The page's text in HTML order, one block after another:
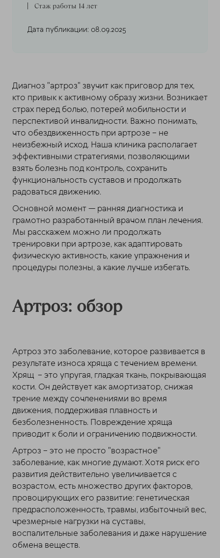
Стаж работы 14 лет
Дата публикации: 08.09.2025
Диагноз "артроз" звучит как приговор для тех,
кто привык к активному образу жизни. Возникает
страх перед болью, потерей мобильности и
перспективой инвалидности. Важно понимать,
что обездвиженность при артрозе – не
неизбежный исход. Наша клиника располагает
эффективными стратегиями, позволяющими
взять болезнь под контроль, сохранить
функциональность суставов и продолжать
радоваться движению.
Основной момент — ранняя диагностика и
грамотно разработанный врачом план лечения.
Мы расскажем можно ли продолжать
тренировки при артрозе, как адаптировать
физическую активность, какие упражнения и
процедуры полезны, а какие лучше избегать.
Артроз: обзор
Артроз это заболевание, которое развивается в
результате износа хряща с течением времени.
Хрящ – это упругая, гладкая ткань, покрывающая
кости. Он действует как амортизатор, снижая
трение между сочленениями во время
движения, поддерживая плавность и
безболезненность. Повреждение хряща
приводит к боли и ограничению подвижности.
Артроз – это не просто "возрастное"
заболевание, как многие думают. Хотя риск его
развития действительно увеличивается с
возрастом, есть множество других факторов,
провоцирующих его развитие: генетическая
предрасположенность, травмы, избыточный вес,
чрезмерные нагрузки на суставы,
воспалительные заболевания и даже нарушение
обмена веществ.